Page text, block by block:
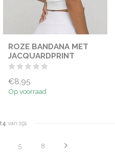
ROZE BANDANA MET
JACQUARDPRINT
€8,95
Op voorraad
van 191
5 8